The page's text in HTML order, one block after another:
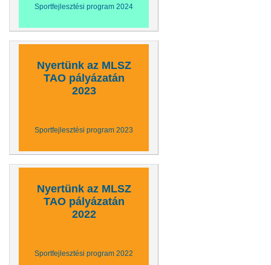
Sportfejlesztési program 2024
Nyertünk az MLSZ
TAO pályázatán
2023
Sportfejlesztési program 2023
Nyertünk az MLSZ
TAO pályázatán
2022
Sportfejlesztési program 2022